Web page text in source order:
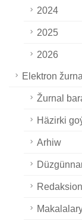
2024
2025
2026
Elektron
Žurnal
Häzirki
Arhiw